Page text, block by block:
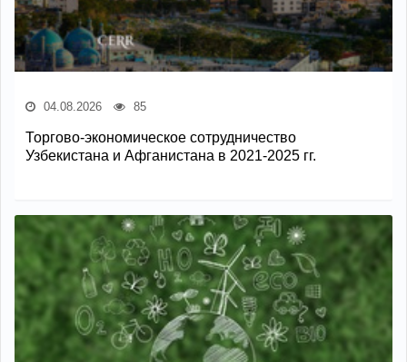
04.08.2026 85
Торгово-экономическое сотрудничество
Узбекистана и Афганистана в 2021-2025 гг.